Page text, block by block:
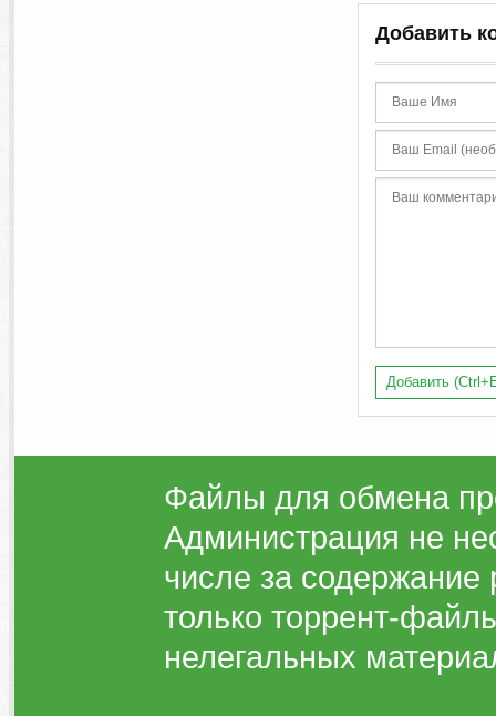
Добавить
Добавить
Файлы для обмена
Администрация не
числе за
только торрент-
нелегальных